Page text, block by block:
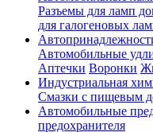
Разъемы для ламп
для галогеновых
Автомобильные
Аптечки Воронки
Индустриальная
Смазки с пищевым
Автомобильные
предохранителя